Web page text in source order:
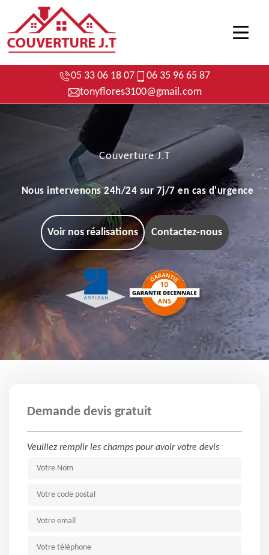
05 33 06 18 07
06 35 96 65 87
tonyflores3100@gmail.com
Couverture J.T
Nous intervenons 24h/24 sur 7j/7 en cas d'urgence
Voir nos réalisations Contactez-nous
Demande devis gratuit
Veuillez remplir les champs pour avoir votre devis